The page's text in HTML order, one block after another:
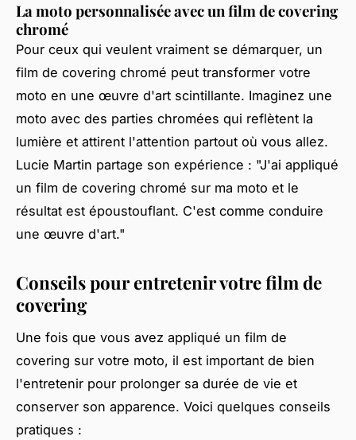
La moto personnalisée avec un film de covering
chromé
Pour ceux qui veulent vraiment se démarquer, un
film de covering chromé peut transformer votre
moto en une œuvre d'art scintillante. Imaginez une
moto avec des parties chromées qui reflètent la
lumière et attirent l'attention partout où vous allez.
Lucie Martin partage son expérience : "J'ai appliqué
un film de covering chromé sur ma moto et le
résultat est époustouflant. C'est comme conduire
une œuvre d'art."
Conseils pour entretenir votre film de
covering
Une fois que vous avez appliqué un film de
covering sur votre moto, il est important de bien
l'entretenir pour prolonger sa durée de vie et
conserver son apparence. Voici quelques conseils
pratiques :